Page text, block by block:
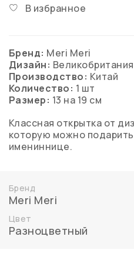
В избранное
Бренд: Meri Meri
Дизайн: Великобритания
Производство: Китай
Количество: 1 шт
Размер: 13 на 19 см
Классная открытка от
которую можно
имениннице.
Бренд
Meri Meri
Цвет
Разноцветный